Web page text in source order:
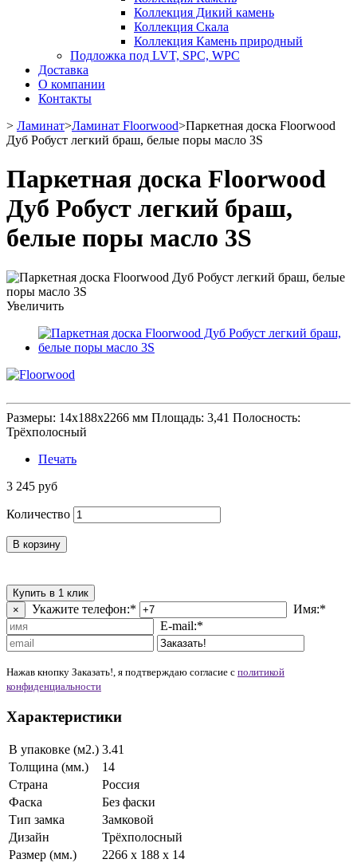
Коллекция Дикий камень
Коллекция Скала
Коллекция Камень природный
Подложка под LVT, SPC, WPC
Доставка
О компании
Контакты
> Ламинат>Ламинат Floorwood>Паркетная доска Floorwood
Дуб Робуст легкий браш, белые поры масло 3S
Паркетная доска Floorwood
Дуб Робуст легкий браш,
белые поры масло 3S
Увеличить
Размеры: 14x188x2266 мм Площадь: 3,41 Полосность:
Трёхполосный
Печать
3 245 руб
Количество
В корзину
Купить в 1 клик
×
Укажите телефон:*
Имя:*
E-mail:*
Нажав кнопку Заказать!, я подтверждаю согласие c политикой
конфиденциальности
Характеристики
В упаковке (м2.) 3.41
Толщина (мм.)
14
Страна
Россия
Фаска
Без фаски
Тип замка
Замковой
Дизайн
Трёхполосный
Размер (мм.)
2266 х 188 х 14